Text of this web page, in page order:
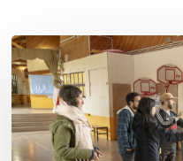
Toda
el
agua
del